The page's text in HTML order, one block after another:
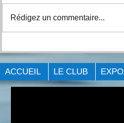
Québec Laval 2023.
Rédigez un commentaire...
ACCUEIL LE CLUB EXPO